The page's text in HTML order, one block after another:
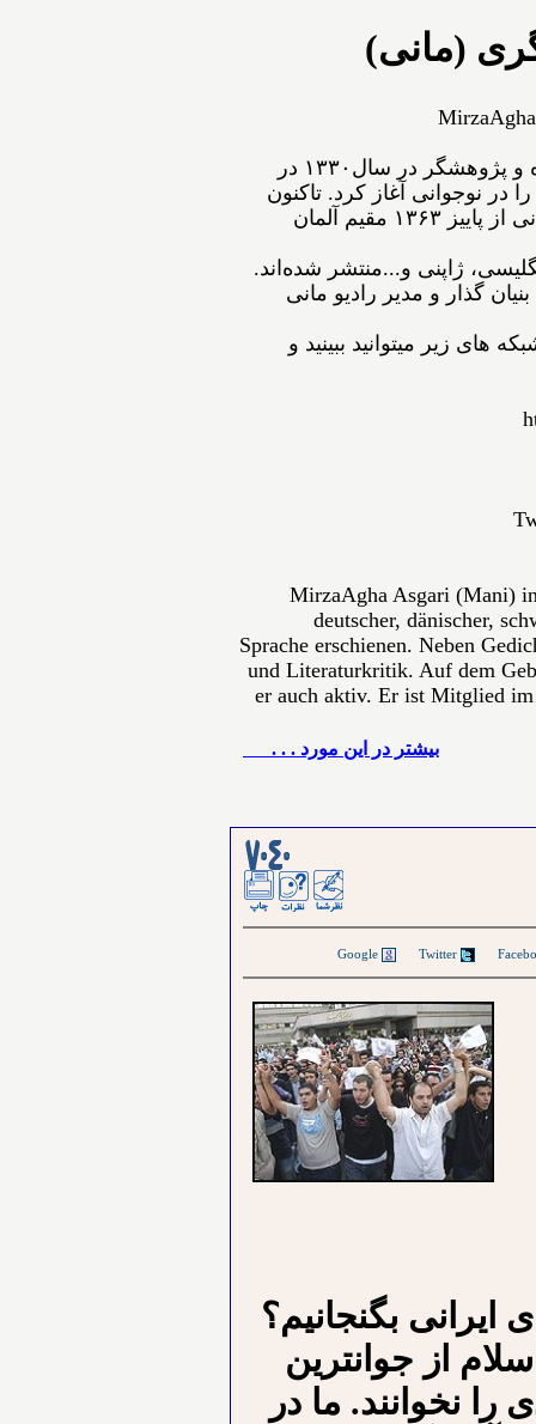
(مانی)
MirzaAgha
ﻣﻴﺮﺯﺍﺁﻗﺎﻋﺴگرﻯ(ﻣﺎﻧﻰ) شاعر، نویسنده و پژوهشگر ﺩﺭ ﺳﺎﻝ۱۳۳۰ در
ﺩﺭ ﻧﻮﺟﻮﺍﻧﻰ ﺁﻏﺎﺯ ﻛﺮﺩ. ﺗﺎﻛﻨﻮﻥ
۵۴ ﺟﻠﺪ ﺍﺯ ﺁﺛﺎﺭﺵ ﺑﻪ ﭼﺎﭖ ﺭﺳﻴﺪه‌اﻧﺪ. مانی از ﭘﺎﻳﻴﺰ ۱۳۶۳ مقیم ﺁﻟﻤﺎﻥ
ژاپنی و...ﻣﻨﺘﺸﺮ ﺷﺪﻩ⁯اند.
گذار و مدیر رادیو مانی
های زیر میتوانید ببینید و
MirzaAgha Asgari (Mani)
deutscher, dänischer,
Sprache erschienen. Neben
und Literaturkritik. Auf dem
er auch aktiv. Er ist Mitglied
بيشتر در این مورد . . .
Twitter
Google
ایرانی بگنجانیم؟
از جوانترین
نخوانند. ما در